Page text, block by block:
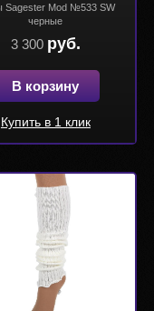
Sagester Mod №533 SW
черные
3 300 руб.
В корзину
Купить в 1 клик